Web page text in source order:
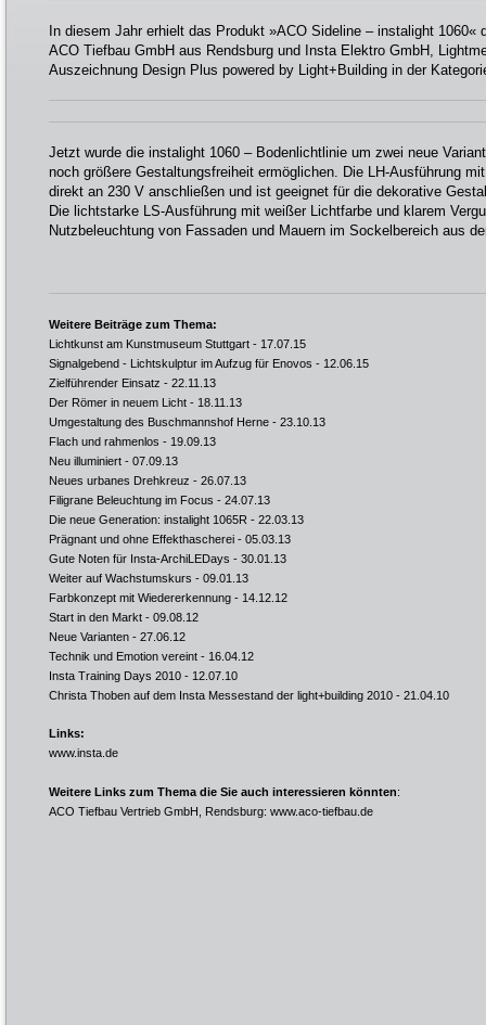
In diesem Jahr erhielt das Produkt »ACO Sideline – instalight 1060«
ACO Tiefbau GmbH aus Rendsburg und Insta Elektro GmbH,
Auszeichnung Design Plus powered by Light+Building in der
Jetzt wurde die instalight 1060 – Bodenlichtlinie um zwei neue
noch größere Gestaltungsfreiheit ermöglichen. Die LH-Ausführung
direkt an 230 V anschließen und ist geeignet für die dekorative
Die lichtstarke LS-Ausführung mit weißer Lichtfarbe und klarem
Nutzbeleuchtung von Fassaden und Mauern im Sockelbereich aus
Weitere Beiträge zum Thema:
Lichtkunst am Kunstmuseum Stuttgart - 17.07.15
Signalgebend - Lichtskulptur im Aufzug für Enovos - 12.06.15
Zielführender Einsatz - 22.11.13
Der Römer in neuem Licht - 18.11.13
Umgestaltung des Buschmannshof Herne - 23.10.13
Flach und rahmenlos - 19.09.13
Neu illuminiert - 07.09.13
Neues urbanes Drehkreuz - 26.07.13
Filigrane Beleuchtung im Focus - 24.07.13
Die neue Generation: instalight 1065R - 22.03.13
Prägnant und ohne Effekthascherei - 05.03.13
Gute Noten für Insta-ArchiLEDays - 30.01.13
Weiter auf Wachstumskurs - 09.01.13
Farbkonzept mit Wiedererkennung - 14.12.12
Start in den Markt - 09.08.12
Neue Varianten - 27.06.12
Technik und Emotion vereint - 16.04.12
Insta Training Days 2010 - 12.07.10
Christa Thoben auf dem Insta Messestand der light+building 2010 - 21.04.10
Links:
www.insta.de
Weitere Links zum Thema die Sie auch interessieren könnten:
ACO Tiefbau Vertrieb GmbH, Rendsburg: www.aco-tiefbau.de